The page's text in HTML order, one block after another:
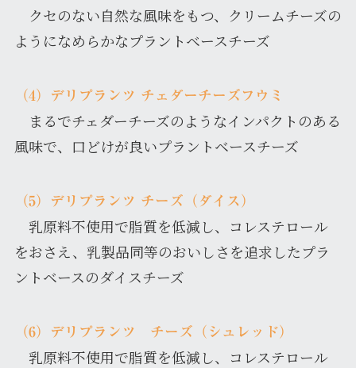
クセのない自然な風味をもつ、クリームチーズの
ようになめらかなプラントベースチーズ
（4）デリプランツ チェダーチーズフウミ
まるでチェダーチーズのようなインパクトのある
風味で、口どけが良いプラントベースチーズ
（5）デリプランツ チーズ（ダイス）
乳原料不使用で脂質を低減し、コレステロール
をおさえ、乳製品同等のおいしさを追求したプラ
ントベースのダイスチーズ
（6）デリプランツ チーズ（シュレッド）
乳原料不使用で脂質を低減し、コレステロール